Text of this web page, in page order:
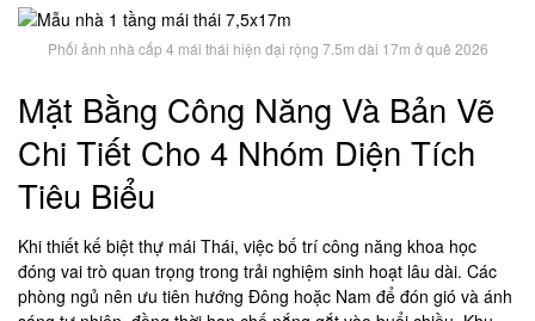
Phối ảnh nhà cấp 4 mái thái hiện đại rộng 7.5m dài 17m ở quê 2026
Mặt Bằng Công Năng Và Bản Vẽ
Chi Tiết Cho 4 Nhóm Diện Tích
Tiêu Biểu
Khi thiết kế biệt thự mái Thái, việc bố trí công năng khoa học
đóng vai trò quan trọng trong trải nghiệm sinh hoạt lâu dài. Các
phòng ngủ nên ưu tiên hướng Đông hoặc Nam để đón gió và ánh